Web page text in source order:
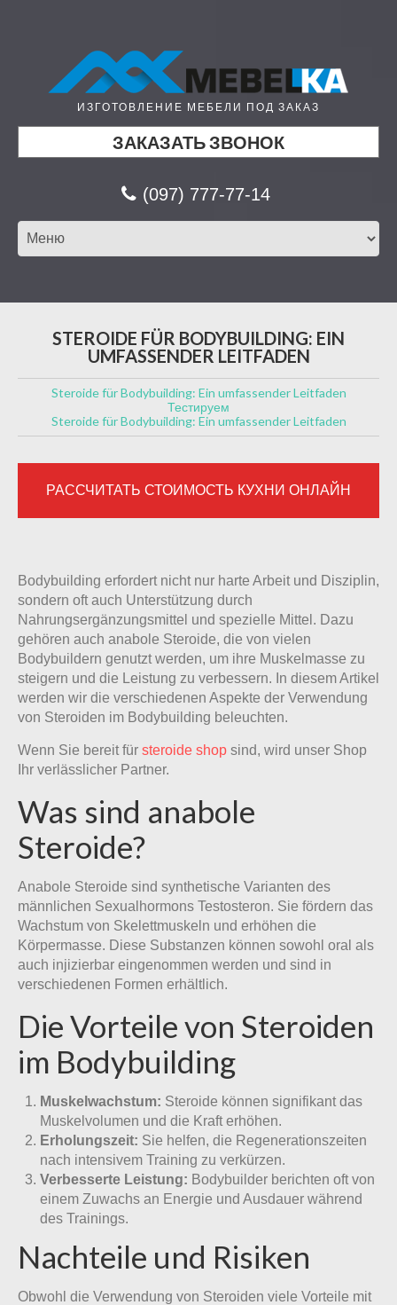
ИЗГОТОВЛЕНИЕ МЕБЕЛИ ПОД ЗАКАЗ
ЗАКАЗАТЬ ЗВОНОК
(097) 777-77-14
STEROIDE FÜR BODYBUILDING: EIN
UMFASSENDER LEITFADEN
Steroide für Bodybuilding: Ein umfassender Leitfaden
Тестируем
Steroide für Bodybuilding: Ein umfassender Leitfaden
РАССЧИТАТЬ СТОИМОСТЬ КУХНИ ОНЛАЙН
Bodybuilding erfordert nicht nur harte Arbeit und Disziplin,
sondern oft auch Unterstützung durch
Nahrungsergänzungsmittel und spezielle Mittel. Dazu
gehören auch anabole Steroide, die von vielen
Bodybuildern genutzt werden, um ihre Muskelmasse zu
steigern und die Leistung zu verbessern. In diesem Artikel
werden wir die verschiedenen Aspekte der Verwendung
von Steroiden im Bodybuilding beleuchten.
Wenn Sie bereit für steroide shop sind, wird unser Shop
Ihr verlässlicher Partner.
Was sind anabole
Steroide?
Anabole Steroide sind synthetische Varianten des
männlichen Sexualhormons Testosteron. Sie fördern das
Wachstum von Skelettmuskeln und erhöhen die
Körpermasse. Diese Substanzen können sowohl oral als
auch injizierbar eingenommen werden und sind in
verschiedenen Formen erhältlich.
Die Vorteile von Steroiden
im Bodybuilding
Muskelwachstum: Steroide können signifikant das
Muskelvolumen und die Kraft erhöhen.
Erholungszeit: Sie helfen, die Regenerationszeiten
nach intensivem Training zu verkürzen.
Verbesserte Leistung: Bodybuilder berichten oft von
einem Zuwachs an Energie und Ausdauer während
des Trainings.
Nachteile und Risiken
Obwohl die Verwendung von Steroiden viele Vorteile mit